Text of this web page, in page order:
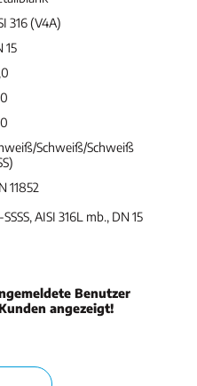
316 (V4A)
15
Schweiß/Schweiß
11852
AISI 316L mb., DN 15
Benutzer
angezeigt!